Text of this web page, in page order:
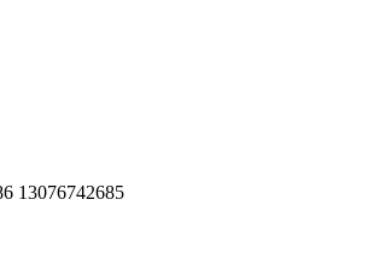
13076742685